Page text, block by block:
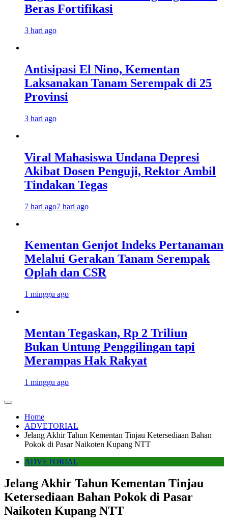
Beras Fortifikasi
3 hari ago
Antisipasi El Nino, Kementan
Laksanakan Tanam Serempak di 25
Provinsi
3 hari ago
Viral Mahasiswa Undana Depresi
Akibat Dosen Penguji, Rektor Ambil
Tindakan Tegas
7 hari ago7 hari ago
Kementan Genjot Indeks Pertanaman
Melalui Gerakan Tanam Serempak
Oplah dan CSR
1 minggu ago
Mentan Tegaskan, Rp 2 Triliun
Bukan Untung Penggilingan tapi
Merampas Hak Rakyat
1 minggu ago
Home
ADVETORIAL
Jelang Akhir Tahun Kementan Tinjau Ketersediaan Bahan
Pokok di Pasar Naikoten Kupang NTT
ADVETORIAL
Jelang Akhir Tahun Kementan Tinjau
Ketersediaan Bahan Pokok di Pasar
Naikoten Kupang NTT